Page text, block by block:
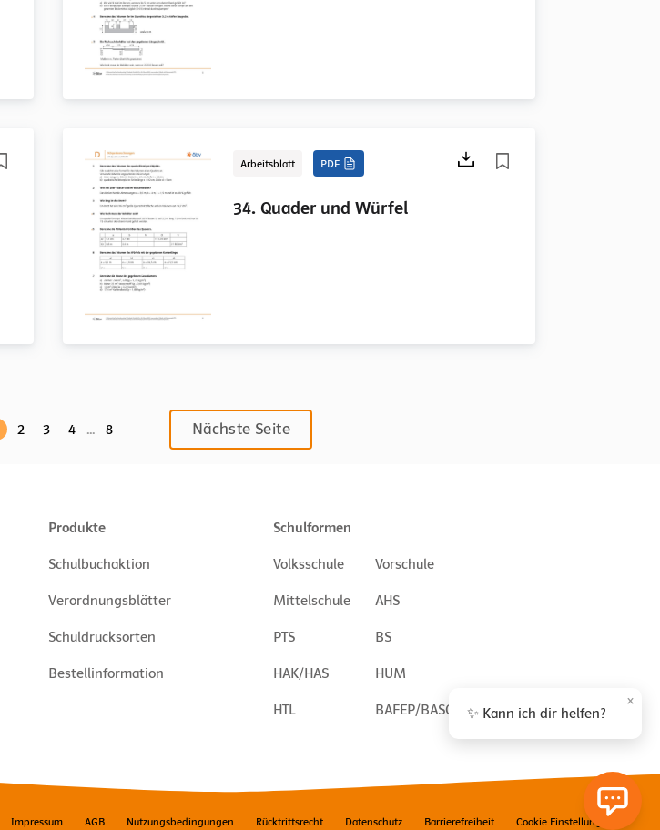
Arbeitsblatt PDF
34. Quader und Würfel
2 3 4 ... 8 Nächste Seite
Produkte
Schulbuchaktion
Verordnungsblätter
Schuldrucksorten
Bestellinformation
Schulformen
Volksschule Vorschule
Mittelschule AHS
PTS BS
HAK/HAS HUM
HTL BAFEP/BASOP
Impressum AGB Nutzungsbedingungen Rücktrittsrecht Datenschutz Barrierefreiheit Cookie Einstellungen
✨ Kann ich dir helfen?
×